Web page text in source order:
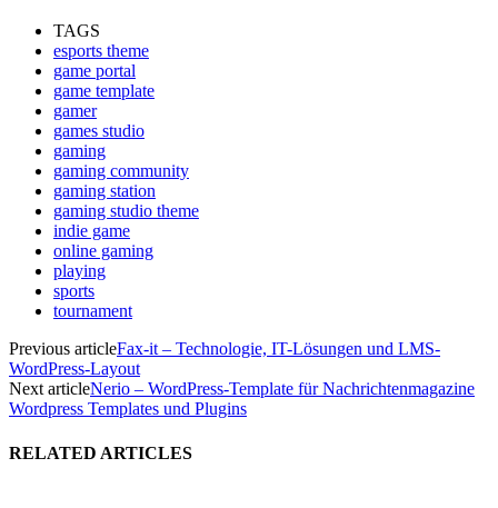
TAGS
esports theme
game portal
game template
gamer
games studio
gaming
gaming community
gaming station
gaming studio theme
indie game
online gaming
playing
sports
tournament
Previous articleFax-it – Technologie, IT-Lösungen und LMS-
WordPress-Layout
Next articleNerio – WordPress-Template für Nachrichtenmagazine
Wordpress Templates und Plugins
RELATED ARTICLES